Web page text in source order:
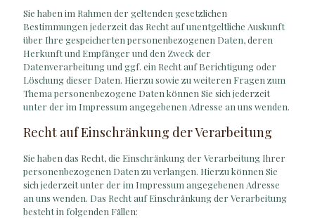
Sie haben im Rahmen der geltenden gesetzlichen
Bestimmungen jederzeit das Recht auf unentgeltliche Auskunft
über Ihre gespeicherten personenbezogenen Daten, deren
Herkunft und Empfänger und den Zweck der
Datenverarbeitung und ggf. ein Recht auf Berichtigung oder
Löschung dieser Daten. Hierzu sowie zu weiteren Fragen zum
Thema personenbezogene Daten können Sie sich jederzeit
unter der im Impressum angegebenen Adresse an uns wenden.
Recht auf Einschränkung der Verarbeitung
Sie haben das Recht, die Einschränkung der Verarbeitung Ihrer
personenbezogenen Daten zu verlangen. Hierzu können Sie
sich jederzeit unter der im Impressum angegebenen Adresse
an uns wenden. Das Recht auf Einschränkung der Verarbeitung
besteht in folgenden Fällen: